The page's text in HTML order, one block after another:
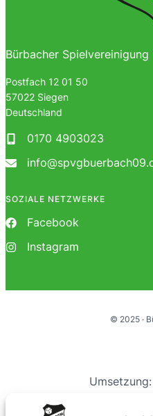
Bürbacher Spielvereinigung
Postfach 12 01 50
57022 Siegen
Deutschland
0170 4903023
SOZIALE NETZWERKE
Facebook
Instagram
© 2025 ·
Umsetzung: